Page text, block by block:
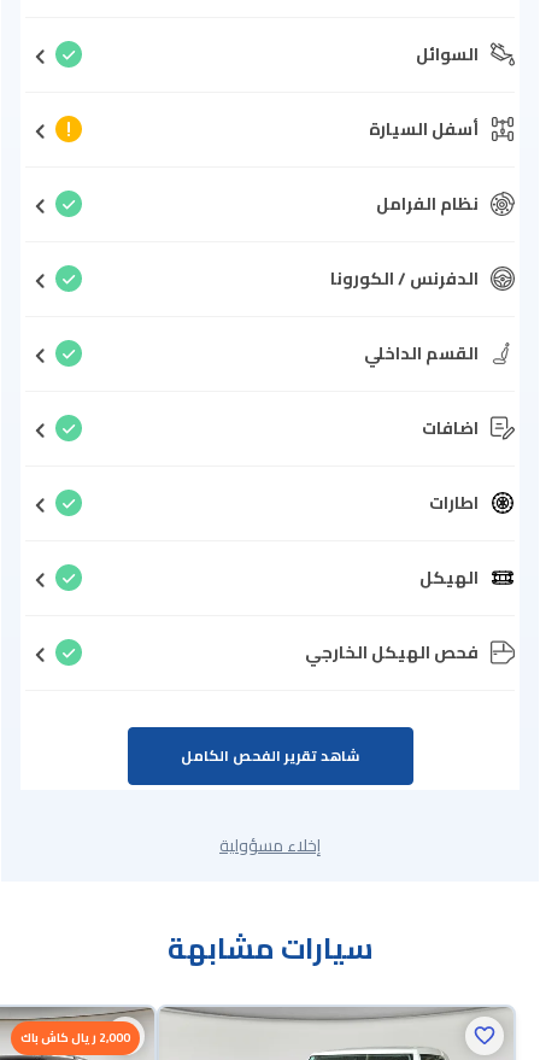
السوائل
أسفل السيارة
نظام الفرامل
الدفرنس / الكورونا
القسم الداخلي
اضافات
اطارات
الهيكل
فحص الهيكل الخارجي
شاهد تقرير الفحص الكامل
إخلاء مسؤولية
سيارات مشابهة
2,000 ريال كاش باك